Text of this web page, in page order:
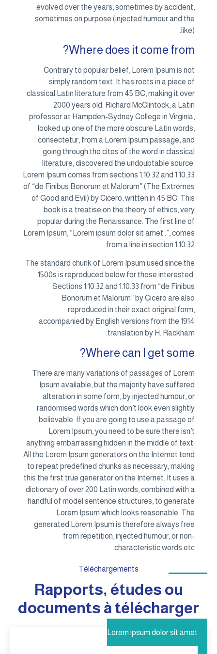
evolved over the years, sometimes by accident,
sometimes on purpose (injected humour and the
like).
Where does it come from?
Contrary to popular belief, Lorem Ipsum is not
simply random text. It has roots in a piece of
classical Latin literature from 45 BC, making it over
2000 years old. Richard McClintock, a Latin
professor at Hampden-Sydney College in Virginia,
looked up one of the more obscure Latin words,
consectetur, from a Lorem Ipsum passage, and
going through the cites of the word in classical
literature, discovered the undoubtable source.
Lorem Ipsum comes from sections 1.10.32 and 1.10.33
of “de Finibus Bonorum et Malorum” (The Extremes
of Good and Evil) by Cicero, written in 45 BC. This
book is a treatise on the theory of ethics, very
popular during the Renaissance. The first line of
Lorem Ipsum, “Lorem ipsum dolor sit amet..”, comes
from a line in section 1.10.32.
The standard chunk of Lorem Ipsum used since the
1500s is reproduced below for those interested.
Sections 1.10.32 and 1.10.33 from “de Finibus
Bonorum et Malorum” by Cicero are also
reproduced in their exact original form,
accompanied by English versions from the 1914
translation by H. Rackham.
Where can I get some?
There are many variations of passages of Lorem
Ipsum available, but the majority have suffered
alteration in some form, by injected humour, or
randomised words which don’t look even slightly
believable. If you are going to use a passage of
Lorem Ipsum, you need to be sure there isn’t
anything embarrassing hidden in the middle of text.
All the Lorem Ipsum generators on the Internet tend
to repeat predefined chunks as necessary, making
this the first true generator on the Internet. It uses a
dictionary of over 200 Latin words, combined with a
handful of model sentence structures, to generate
Lorem Ipsum which looks reasonable. The
generated Lorem Ipsum is therefore always free
from repetition, injected humour, or non-
characteristic words etc.
Téléchargements
Rapports, études ou
documents à télécharger
Lorem ipsum dolor sit amet